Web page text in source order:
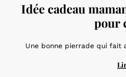
Idée cadeau
pour
Une bonne pierrade qui fait